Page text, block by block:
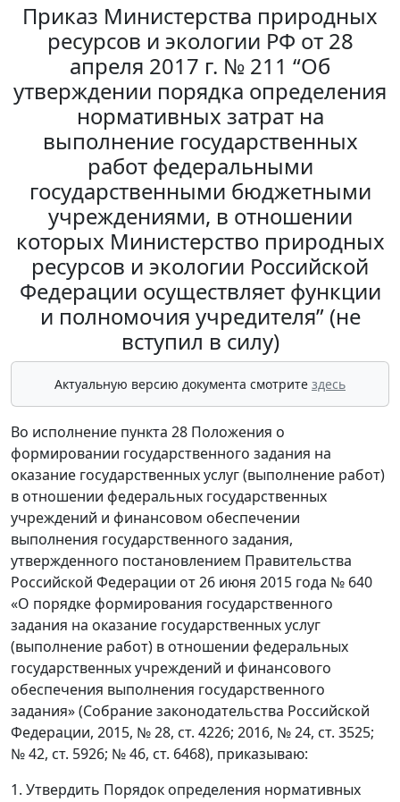
Приказ Министерства природных
ресурсов и экологии РФ от 28
апреля 2017 г. № 211 “Об
утверждении порядка определения
нормативных затрат на
выполнение государственных
работ федеральными
государственными бюджетными
учреждениями, в отношении
которых Министерство природных
ресурсов и экологии Российской
Федерации осуществляет функции
и полномочия учредителя” (не
вступил в силу)
Актуальную версию документа смотрите здесь
Во исполнение пункта 28 Положения о
формировании государственного задания на
оказание государственных услуг (выполнение работ)
в отношении федеральных государственных
учреждений и финансовом обеспечении
выполнения государственного задания,
утвержденного постановлением Правительства
Российской Федерации от 26 июня 2015 года № 640
«О порядке формирования государственного
задания на оказание государственных услуг
(выполнение работ) в отношении федеральных
государственных учреждений и финансового
обеспечения выполнения государственного
задания» (Собрание законодательства Российской
Федерации, 2015, № 28, ст. 4226; 2016, № 24, ст. 3525;
№ 42, ст. 5926; № 46, ст. 6468), приказываю:
1. Утвердить Порядок определения нормативных